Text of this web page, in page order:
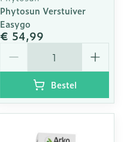
Phytosun Verstuiver
Easygo
€ 54,99
Bestel